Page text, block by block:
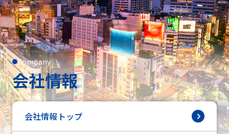
Company
会社情報
会社情報トップ